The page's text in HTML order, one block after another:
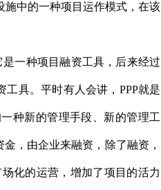
施中的一种项目运作模式，在该
一种项目融资工具，后来经过
具。平时有人会讲，PPP就是
种新的管理手段、新的管理工
，由企业来融资，除了融资，
化的运营，增加了项目的活力